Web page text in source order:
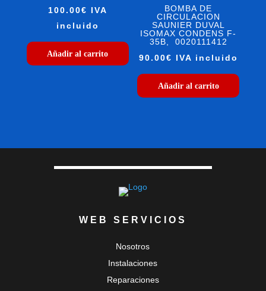
100.00€ IVA
incluido
Añadir al carrito
BOMBA DE
CIRCULACION
SAUNIER DUVAL
ISOMAX CONDENS F-
35B, 0020111412
90.00€ IVA incluido
Añadir al carrito
WEB SERVICIOS
Nosotros
Instalaciones
Reparaciones